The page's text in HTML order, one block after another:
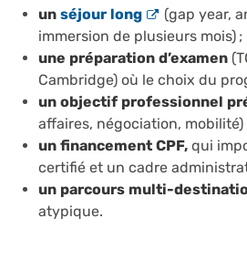
un séjour long
(gap year,
immersion de plusieurs mois) ;
une préparation d’examen
Cambridge) où le choix du
un objectif professionnel
affaires, négociation, mobilité)
un financement CPF, qui
certifié et un cadre
un parcours multi-
atypique.